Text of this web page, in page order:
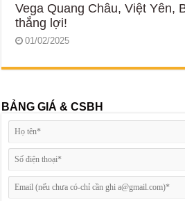
Vega Quang Châu, Việt Yên,
thắng lợi!
01/02/2025
BẢNG GIÁ & CSBH